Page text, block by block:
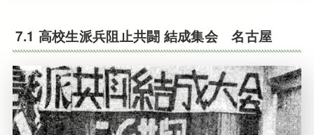
7.1 高校生派兵阻止共闘 結成集会 名古屋